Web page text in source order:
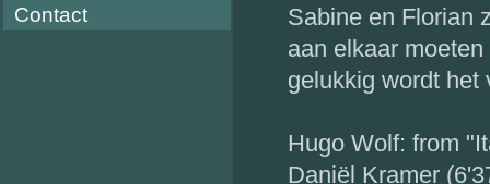
Contact
Sabine en Florian
aan elkaar
gelukkig wordt het
Hugo Wolf: from
Daniël Kramer